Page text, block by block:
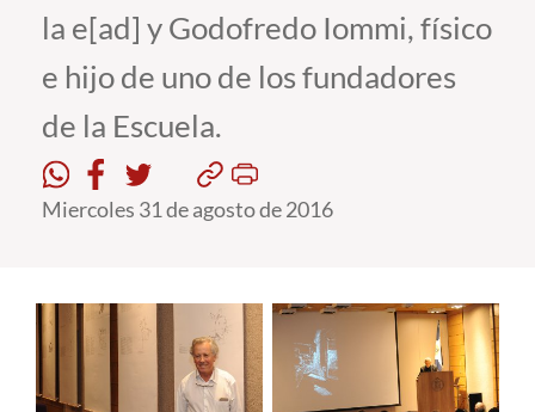
Formación Continua
Estudiantes
Académicos
Funcionarios
English
la e[ad] y Godofredo Iommi, físico
e hijo de uno de los fundadores
de la Escuela.
Miercoles 31 de agosto de 2016